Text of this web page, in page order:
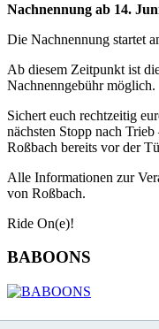
Nachnennung ab 14.
Die Nachnennung startet
Ab diesem Zeitpunkt ist
Nachnenngebühr möglich.
Sichert euch rechtzeitig
nächsten Stopp nach
Roßbach bereits vor der
Alle Informationen zur
von Roßbach.
Ride On(e)!
BABOONS